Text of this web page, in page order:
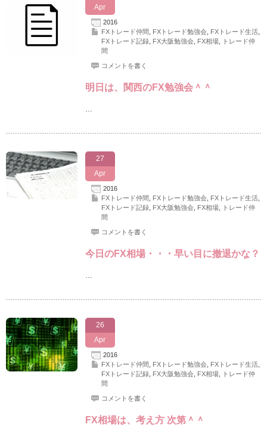
Apr
2016
FXトレード仲間
FXトレード勉強会, FXトレード生活,
FXトレード記録, FX大阪勉強会, FX相場,
トレード仲
間
コメントを書く
明日は、関西のFX勉強会＾＾
…
27
Apr
2016
FXトレード仲間
FXトレード勉強会, FXトレード生活,
FXトレード記録, FX大阪勉強会, FX相場,
トレード仲
間
コメントを書く
今日のFX相場・・・早い目に撤退かな？
…
26
Apr
2016
FXトレード仲間
FXトレード勉強会, FXトレード生活,
FXトレード記録, FX大阪勉強会, FX相場,
トレード仲
間
コメントを書く
FX相場は、考え方 次第＾＾